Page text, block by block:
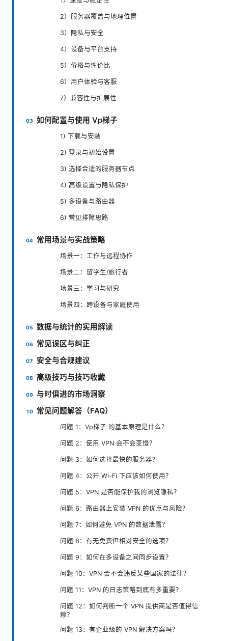
2）服务器覆盖与地理位置
3）隐私与安全
4）设备与平台支持
5）价格与性价比
6）用户体验与客服
7）兼容性与扩展性
如何配置与使用 Vp梯子
1) 下载与安装
2) 登录与初始设置
3) 选择合适的服务器节点
4) 高级设置与隐私保护
5) 多设备与路由器
6) 常见排障思路
常用场景与实战策略
场景一：工作与远程协作
场景二：留学生/旅行者
场景三：学习与研究
场景四：跨设备与家庭使用
数据与统计的实用解读
常见误区与纠正
安全与合规建议
高级技巧与技巧收藏
与时俱进的市场洞察
常见问题解答（FAQ）
问题 1：Vp梯子 的基本原理是什么？
问题 2：使用 VPN 会不会变慢？
问题 3：如何选择最快的服务器？
问题 4：公开 Wi-Fi 下应该如何使用？
问题 5：VPN 是否能保护我的浏览隐私？
问题 6：路由器上安装 VPN 的优点与风险？
问题 7：如何避免 VPN 的数据泄露？
问题 8：有无免费但相对安全的选项？
问题 9：如何在多设备之间同步设置？
问题 10：VPN 会不会违反某些国家的法律？
问题 11：VPN 的日志策略到底有多重要？
问题 12：如何判断一个 VPN 提供商是否值得信
赖？
问题 13：有企业级的 VPN 解决方案吗？